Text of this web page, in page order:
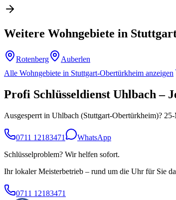
Weitere Wohngebiete in
Rotenberg
Auberlen
Alle Wohngebiete in Stuttgart-Obertürkheim anzeigen
Profi Schlüsseldienst Uhlbach–
Ausgesperrt in Uhlbach (Stuttgart-Obertürkheim)?
0711 12183471
WhatsApp
Schlüsselproblem? Wir helfen sofort.
Ihr lokaler Meisterbetrieb – rund um die Uhr für Sie
0711 12183471